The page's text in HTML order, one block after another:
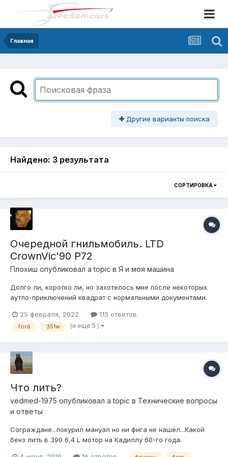
Главная
Другие варианты поиска
Найдено: 3 результата
СОРТИРОВКА
Очередной гнильмобиль. LTD
CrownVic'90 P72
Плохиш опубликовал a topic в Я и моя машина
Долго ли, коротко ли, но захотелось мне после некоторых
аутло-приключений квадрат с нормальными документами.
получать в августе, был март 2021 года, и тут Рома Ashley
(Спасибо, Рома!) удачно предложил трупное чучело ЛТД
25 февраля, 2022 115 ответов
ford 351w (и ещё 5 )
Что лить?
vedmed-1975 опубликовал a topic в Технические вопросы
и ответы
Сограждане...покурил мануал но ни фига не нашёл...Какой
бенз лить в 390 6,4 L мотор на Кадиллу 60-го года.